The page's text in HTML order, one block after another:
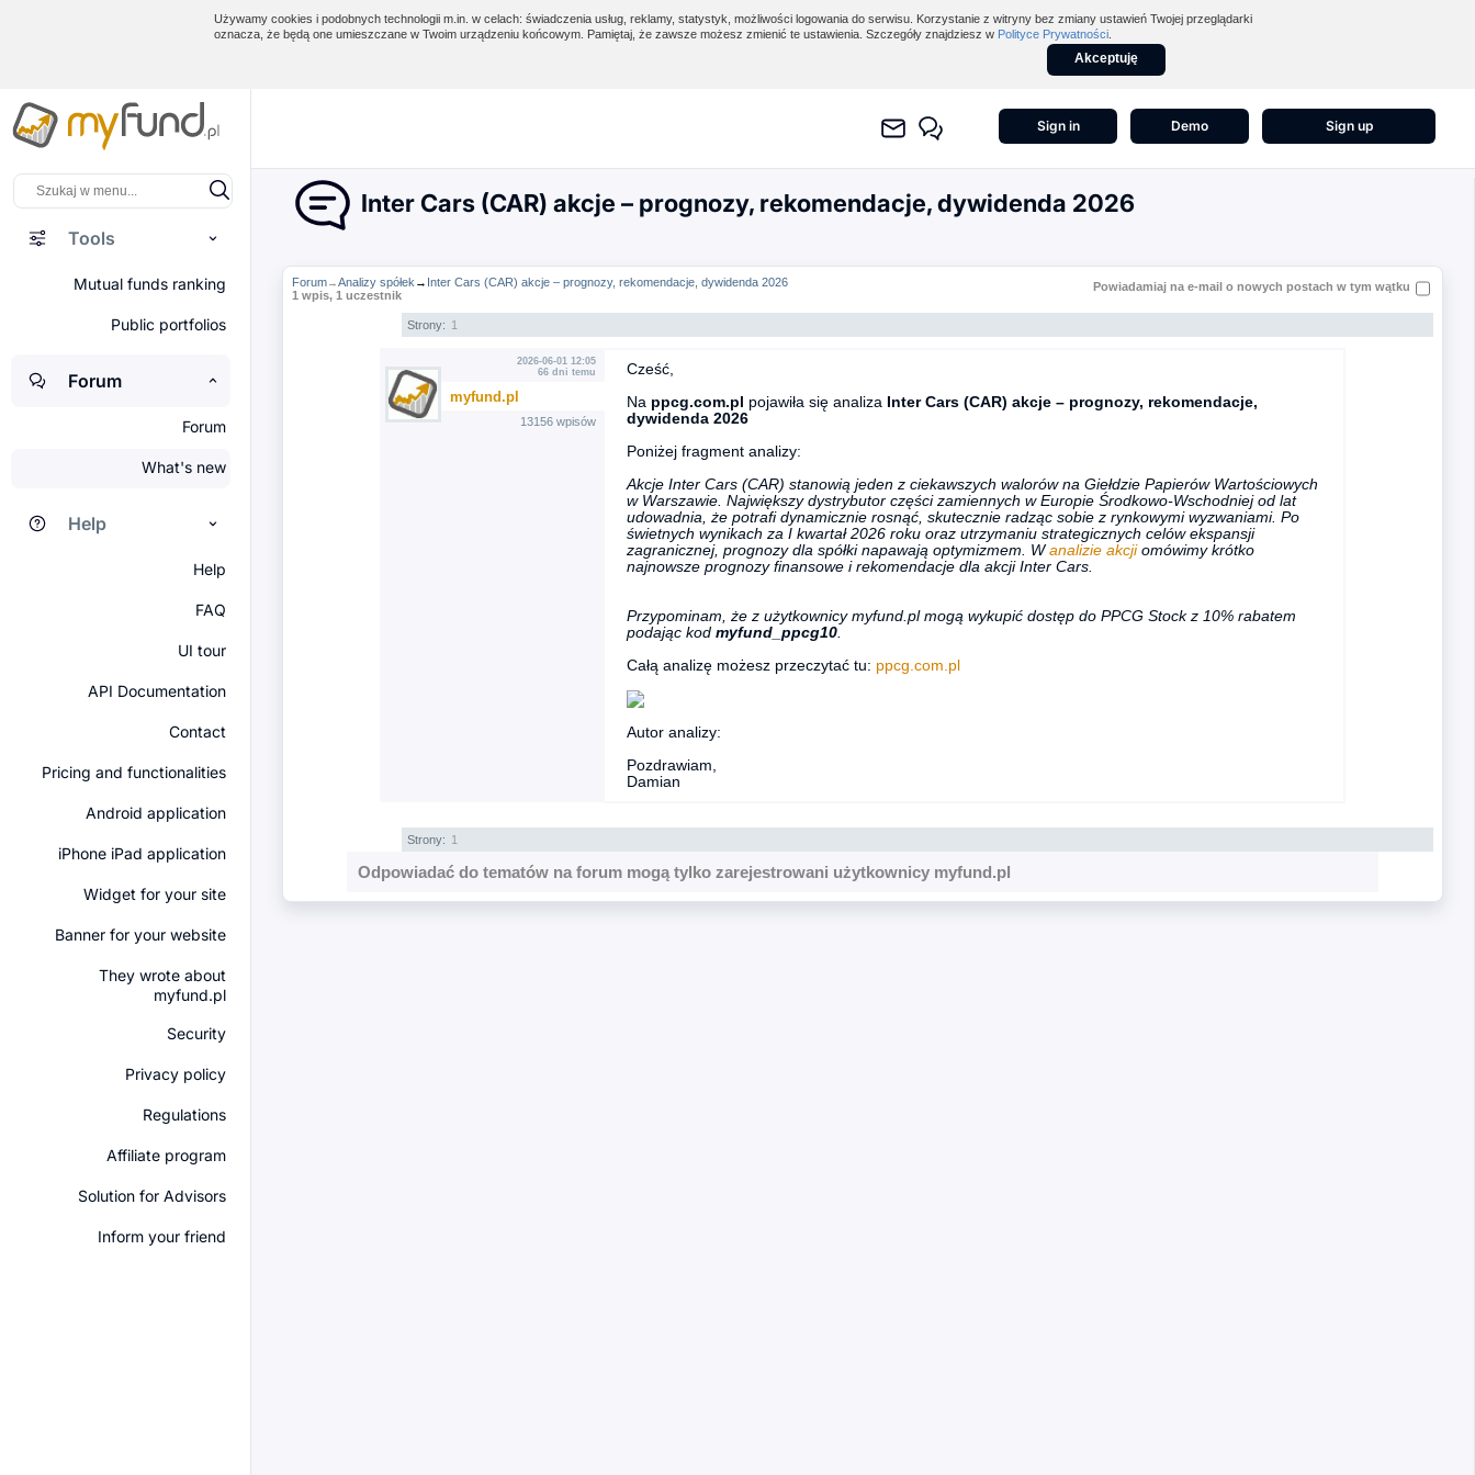
Używamy cookies i podobnych technologii m.in. w celach: świadczenia usług, reklamy, statystyk, możliwości logowania do serwisu. Korzystanie z witryny bez zmiany ustawień Twojej przeglądarki
oznacza, że będą one umieszczane w Twoim urządzeniu końcowym. Pamiętaj, że zawsze możesz zmienić te ustawienia. Szczegóły znajdziesz w Polityce Prywatności
Akceptuję
Tools
Mutual funds ranking
Public portfolios
Forum
Forum
What's new
Help
Help
FAQ
UI tour
API Documentation
Contact
Pricing and functionalities
Android application
iPhone iPad application
Widget for your site
Banner for your website
They wrote about
myfund.pl
Security
Privacy policy
Regulations
Affiliate program
Solution for Advisors
Inform your friend
Sign in Demo Sign up
Inter Cars (CAR) akcje – prognozy, rekomendacje, dywidenda 2026
Forum→Analizy spółek → Inter Cars (CAR) akcje – prognozy, rekomendacje, dywidenda 2026
1 wpis, 1 uczestnik
Powiadamiaj na e-mail o nowych postach w tym wątku
Strony: 1
2026-06-01 12:05
66 dni temu
myfund.pl
13156 wpisów
Cześć,
Na ppcg.com.pl pojawiła się analiza Inter Cars (CAR) akcje – prognozy, rekomendacje,
dywidenda 2026
Poniżej fragment analizy:
Akcje Inter Cars (CAR) stanowią jeden z ciekawszych walorów na Giełdzie Papierów Wartościowych
w Warszawie. Największy dystrybutor części zamiennych w Europie Środkowo-Wschodniej od lat
udowadnia, że potrafi dynamicznie rosnąć, skutecznie radząc sobie z rynkowymi wyzwaniami. Po
świetnych wynikach za I kwartał 2026 roku oraz utrzymaniu strategicznych celów ekspansji
zagranicznej, prognozy dla spółki napawają optymizmem. Wanalizie akcjiomówimy krótko
najnowsze prognozy finansowe i rekomendacje dla akcji Inter Cars.
Przypominam, że z użytkownicy myfund.pl mogą wykupić dostęp do PPCG Stock z 10% rabatem
podając kod myfund_ppcg10.
Całą analizę możesz przeczytać tu: ppcg.com.pl
Autor analizy:
Pozdrawiam,
Damian
Strony: 1
Odpowiadać do tematów na forum mogą tylko zarejestrowani użytkownicy myfund.pl